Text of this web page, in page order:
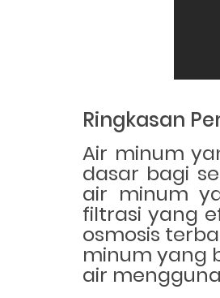
Ringkasan
Air minum
dasar bagi
air minum
filtrasi yang
osmosis
minum yang
air